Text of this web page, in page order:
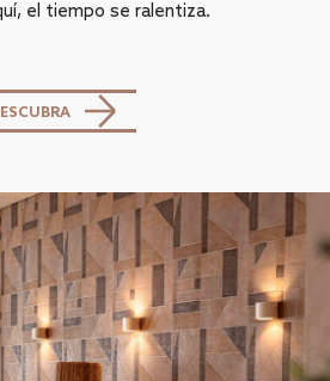
el tiempo se ralentiza.